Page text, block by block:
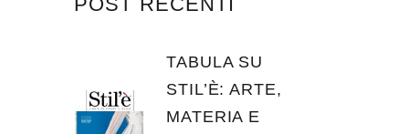
TABULA SU
STIL’È: ARTE,
MATERIA E